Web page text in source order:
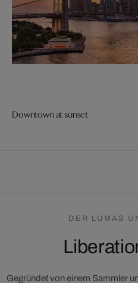
Downtown at sunset
DER LUMAS
Gegründet von einem Sammler